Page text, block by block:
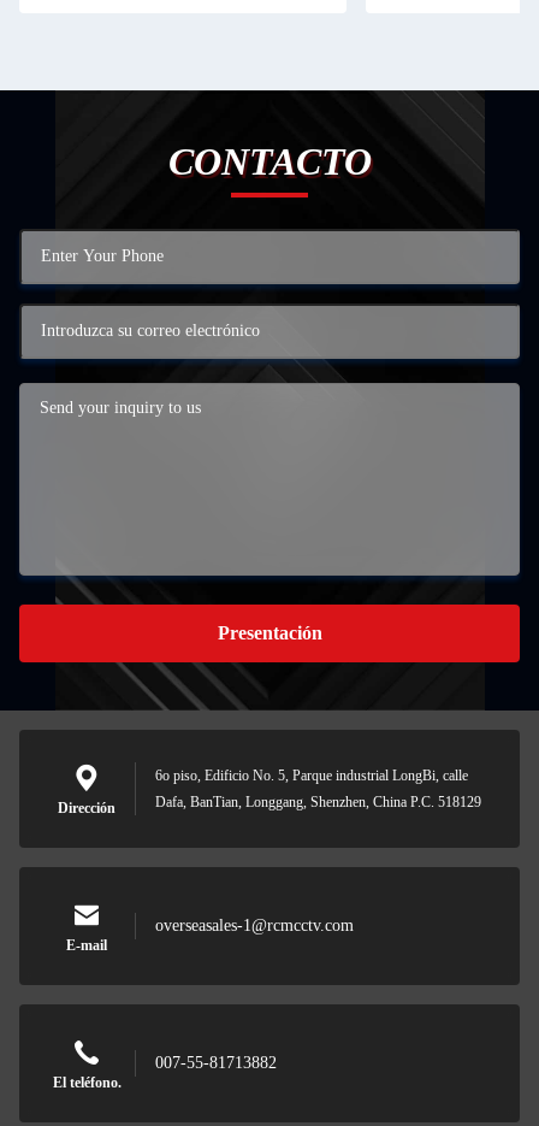
CONTACTO
Presentación
Dirección
6o piso, Edificio No. 5, Parque industrial LongBi, calle
Dafa, BanTian, Longgang, Shenzhen, China P.C. 518129
E-mail
overseasales-1@rcmcctv.com
El teléfono.
007-55-81713882